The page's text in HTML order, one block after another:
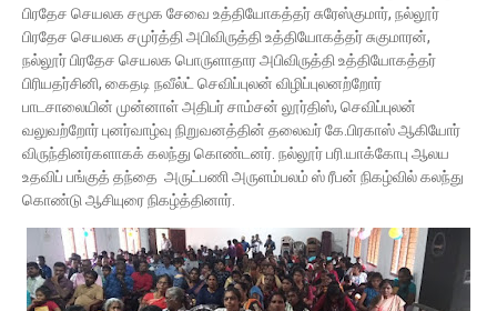
பிரதேச செயலக சமூக சேவை உத்தியோகத்தர் சுரேஸ்குமார், நல்லூர்
பிரதேச செயலக சமுர்த்தி அபிவிருத்தி உத்தியோகத்தர் சுகுமாரன்,
நல்லூர் பிரதேச செயலக பொருளாதார அபிவிருத்தி உத்தியோகத்தர்
பிரியதர்சினி, கைதடி நவீல்ட் செவிப்புலன் விழிப்புலனற்றோர்
பாடசாலையின் முன்னாள் அதிபர் சாம்சன் லூர்திஸ், செவிப்புலன்
வலுவற்றோர் புனர்வாழ்வு நிறுவனத்தின் தலைவர் கே.பிரகாஸ் ஆகியோர்
விருந்தினர்களாகக் கலந்து கொண்டனர். நல்லூர் பரி.யாக்கோபு ஆலய
உதவிப் பங்குத் தந்தை அருட்பணி அருளம்பலம் ஸ் ரீபன் நிகழ்வில் கலந்து
கொண்டு ஆசியுரை நிகழ்த்தினார்.